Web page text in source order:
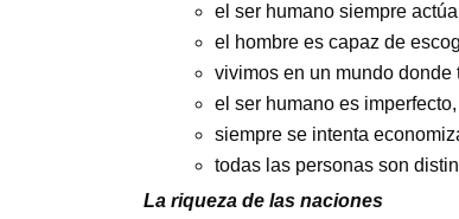
el ser humano siempre
el hombre es capaz de
vivimos en un mundo donde
el ser humano es
siempre se intenta
todas las personas son
La riqueza de las naciones